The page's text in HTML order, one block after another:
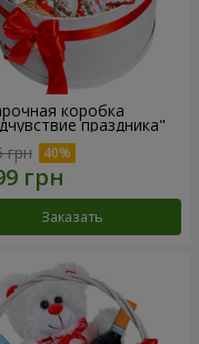
коробка
праздника"
грн
Заказать